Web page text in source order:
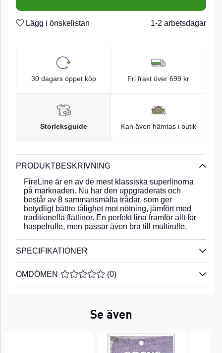
Lägg i önskelistan 1-2 arbetsdagar
30 dagars öppet köp Fri frakt över 699 kr
Storleksguide Kan även hämtas i butik
PRODUKTBESKRIVNING
FireLine är en av de mest klassiska superlinorna
på marknaden. Nu har den uppgraderats och
består av 8 sammansmälta trådar, som ger
betydligt bättre tålighet mot nötning, jämfört med
traditionella flätlinor. En perfekt lina framför allt för
haspelrulle, men passar även bra till multirulle.
SPECIFIKATIONER
OMDÖMEN MEDELBETYG 0 AV 5 ANTAL BETYG 0
(0)
Se även